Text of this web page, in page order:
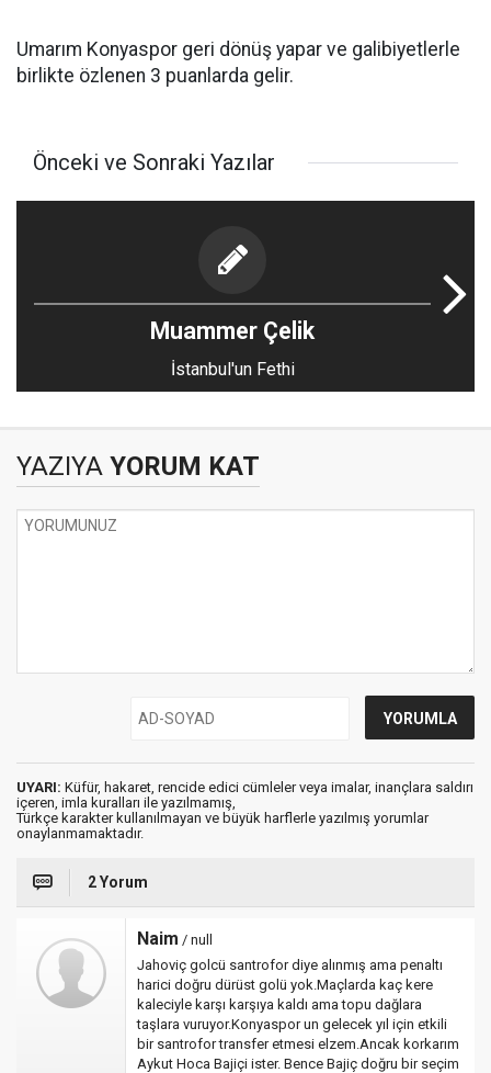
Umarım Konyaspor geri dönüş yapar ve galibiyetlerle
birlikte özlenen 3 puanlarda gelir.
Önceki ve Sonraki Yazılar
Muammer Çelik
İstanbul'un Fethi
YAZIYA YORUM KAT
UYARI: Küfür, hakaret, rencide edici cümleler veya imalar, inançlara saldırı
içeren, imla kuralları ile yazılmamış,
Türkçe karakter kullanılmayan ve büyük harflerle yazılmış yorumlar
onaylanmamaktadır.
2 Yorum
Naim / null
Jahoviç golcü santrofor diye alınmış ama penaltı
harici doğru dürüst golü yok.Maçlarda kaç kere
kaleciyle karşı karşıya kaldı ama topu dağlara
taşlara vuruyor.Konyaspor un gelecek yıl için etkili
bir santrofor transfer etmesi elzem.Ancak korkarım
Aykut Hoca Bajiçi ister. Bence Bajiç doğru bir seçim